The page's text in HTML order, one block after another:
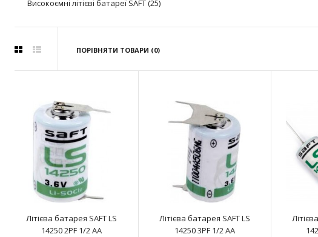
Високоємні літієві батареї SAFT (25)
ПОРІВНЯТИ ТОВАРИ (0)
Літієва батарея SAFT LS 14250 2PF 1/2 AA
text_zero
Літієва батарея SAFT LS
14250 2PF 1/2 AA
Літієва батарея SAFT LS
14250 3PF 1/2 AA